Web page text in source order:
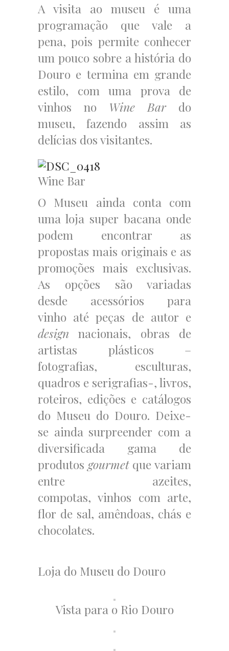
A visita ao museu é uma
programação que vale a
pena, pois permite conhecer
um pouco sobre a história do
Douro e termina em grande
estilo, com uma prova de
vinhos no Wine Bar do
museu, fazendo assim as
delícias dos visitantes.
Wine Bar
O Museu ainda conta com
uma loja super bacana onde
podem encontrar as
propostas mais originais e as
promoções mais exclusivas.
As opções são variadas
desde acessórios para
vinho até peças de autor e
design nacionais, obras de
artistas plásticos –
fotografias, esculturas,
quadros e serigrafias-, livros,
roteiros, edições e catálogos
do Museu do Douro. Deixe-
se ainda surpreender com a
diversificada gama de
produtos gourmetque variam
entre azeites,
compotas, vinhos com arte,
flor de sal, amêndoas, chás e
chocolates.
Loja do Museu do Douro
Vista para o Rio Douro